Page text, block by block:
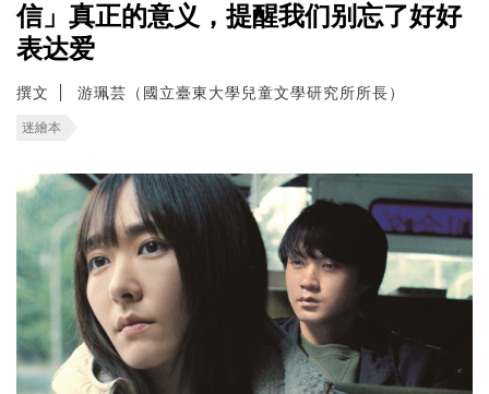
信」真正的意义，提醒我们别忘了好好
表达爱
撰文 游珮芸（國立臺東大學兒童文學研究所所長）
迷繪本